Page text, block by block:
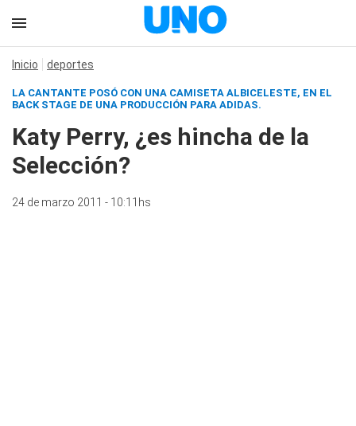
Inicio deportes
LA CANTANTE POSÓ CON UNA CAMISETA ALBICELESTE, EN EL
BACK STAGE DE UNA PRODUCCIÓN PARA ADIDAS.
Katy Perry, ¿es hincha de la
Selección?
24 de marzo 2011 - 10:11hs